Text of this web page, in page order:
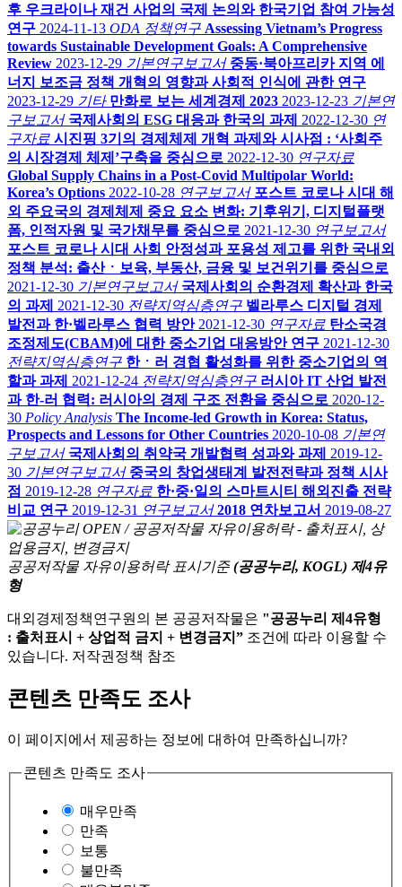
후 우크라이나 재건 사업의 국제 논의와 한국기업 참여 가능성
연구 2024-11-13 ODA 정책연구 Assessing Vietnam’s Progress
towards Sustainable Development Goals: A Comprehensive
Review 2023-12-29 기본연구보고서 중동·북아프리카 지역 에
너지 보조금 정책 개혁의 영향과 사회적 인식에 관한 연구
2023-12-29 기타 만화로 보는 세계경제 2023 2023-12-23 기본연
구보고서 국제사회의 ESG 대응과 한국의 과제 2022-12-30 연
구자료 시진핑 3기의 경제체제 개혁 과제와 시사점 : ‘사회주
의 시장경제 체제’구축을 중심으로 2022-12-30 연구자료
Global Supply Chains in a Post-Covid Multipolar World:
Korea’s Options 2022-10-28 연구보고서 포스트 코로나 시대 해
외 주요국의 경제체제 중요 요소 변화: 기후위기, 디지털플랫
폼, 인적자원 및 국가채무를 중심으로 2021-12-30 연구보고서
포스트 코로나 시대 사회 안정성과 포용성 제고를 위한 국내외
정책 분석: 출산ㆍ보육, 부동산, 금융 및 보건위기를 중심으로
2021-12-30 기본연구보고서 국제사회의 순환경제 확산과 한국
의 과제
2021-12-30 전략지역심층연구 벨라루스 디지털 경제
발전과 한·벨라루스 협력 방안 2021-12-30 연구자료 탄소국경
조정제도(CBAM)에 대한 중소기업 대응방안 연구 2021-12-30
전략지역심층연구 한ㆍ러 경협 활성화를 위한 중소기업의 역
할과 과제
2021-12-24 전략지역심층연구 러시아 IT 산업 발전
과 한-러 협력: 러시아의 경제 구조 전환을 중심으로 2020-12-
30 Policy Analysis The Income-led Growth in Korea: Status,
Prospects and Lessons for Other Countries 2020-10-08 기본연
구보고서 국제사회의 취약국 개발협력 성과와 과제
2019-12-
30 기본연구보고서 중국의 창업생태계 발전전략과 정책 시사
점 2019-12-28 연구자료 한·중·일의 스마트시티 해외진출 전략
비교 연구 2019-12-31 연구보고서 2018 연차보고서 2019-08-27
공공저작물 자유이용허락 표시기준 (공공누리, KOGL) 제4유
형
대외경제정책연구원의 본 공공저작물은 "공공누리 제4유형
: 출처표시 + 상업적 금지 + 변경금지” 조건에 따라 이용할 수
있습니다. 저작권정책 참조
콘텐츠 만족도 조사
이 페이지에서 제공하는 정보에 대하여 만족하십니까?
콘텐츠 만족도 조사
매우만족
만족
보통
불만족